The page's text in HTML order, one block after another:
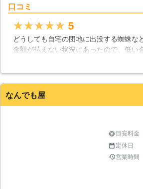
口コミ
★★★★★ 5
どうしても自宅の団地に出没する蜘蛛
金額が払えない状況にあったので、低い
は、那覇市内でわりと信頼されている
沖縄県 那覇市 2016年12月30日
なんでも屋
目安料金
定休日
営業時間